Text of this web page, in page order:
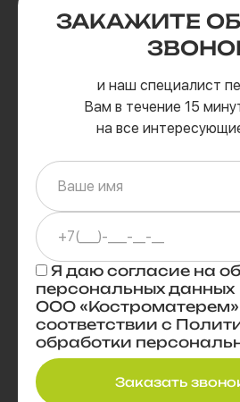
ЗАКАЖИТЕ
и наш специалист
Вам в течение 15
на все
Я даю согласие на
персональных данных
ООО «Костроматерем»
соответствии с
обработки
Заказать